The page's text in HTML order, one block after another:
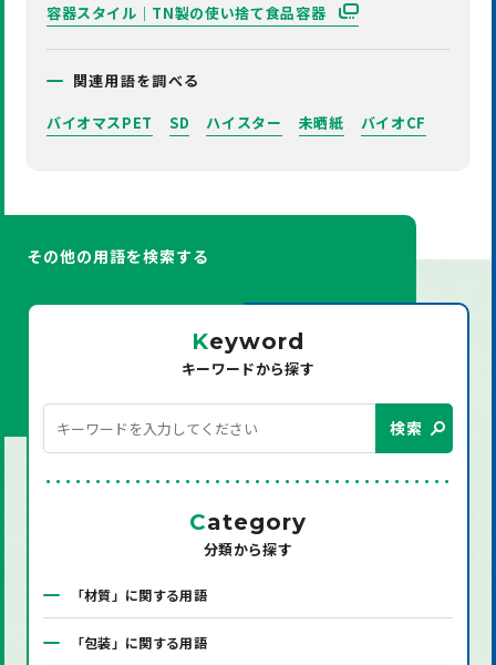
容器スタイル｜TN製の使い捨て食品容器
関連用語を調べる
バイオマスPET
SD ハイスター 未晒紙 バイオCF
その他の用語を検索する
Keyword
キーワードから探す
検索
Category
分類から探す
「材質」に関する用語
「包装」に関する用語